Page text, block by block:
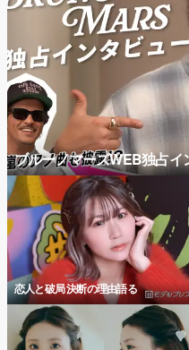
ブルーノマーズWEB独占イ
恋人と破局 決断の理由語る